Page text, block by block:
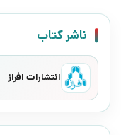
ناشر کتاب
انتشارات افراز